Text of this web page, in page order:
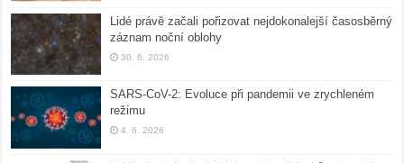
Lidé právě začali pořizovat nejdokonalejší časosběrný
záznam noční oblohy
30. 6. 2026
SARS-CoV-2: Evoluce při pandemii ve zrychleném
režimu
4. 6. 2026